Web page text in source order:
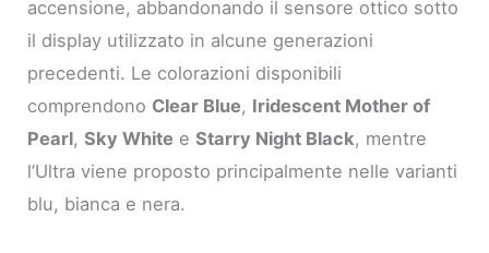
accensione, abbandonando il sensore ottico sotto
il display utilizzato in alcune generazioni
precedenti. Le colorazioni disponibili
comprendono Clear Blue, Iridescent Mother of
Pearl,Sky White eStarry Night Black, mentre
l’Ultra viene proposto principalmente nelle varianti
blu, bianca e nera.